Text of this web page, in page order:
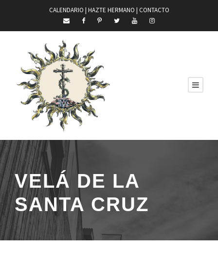
CALENDARIO | HAZTE HERMANO | CONTACTO
VELÁ DE LA
SANTA CRUZ